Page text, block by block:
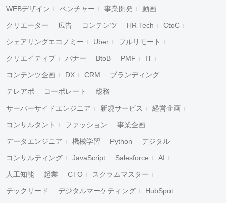
WEBデザイン ベンチャー 事業開発 動画
クリエーター 広告 コンテンツ HR Tech CtoC
シェアリングエコノミー Uber フルリモート
クリエイティブ バナー BtoB PMF IT
コンテンツ企画 DX CRM ブランディング
テレアポ コーポレート 総務
サーバーサイドエンジニア 新規サービス 経営企画
コンサルタント ファッション 事業企画
データエンジニア 機械学習 Python デジタル
コンサルティング JavaScript Salesforce AI
人工知能 起業 CTO スクラムマスター
テックリード デジタルマーケティング HubSpot